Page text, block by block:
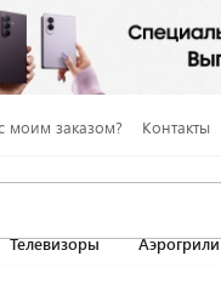
моим заказом? Контакты
Телевизоры Аэрогрили